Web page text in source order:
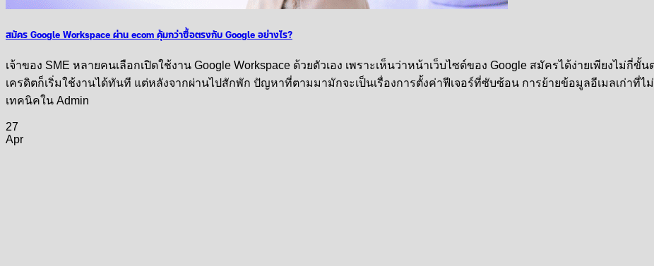
สมัคร Google Workspace ผ่าน ecom คุ้มกว่าซื้อตรงกับ Google อย่างไร?
เจ้าของ SME หลายคนเลือกเปิดใช้งาน Google Workspace ด้วยตัวเอง เพราะเห็นว่าหน้าเว็บไซต์ของ Google สมัครได้ง่ายเพียงไม่กี่
เครดิตก็เริ่มใช้งานได้ทันที แต่หลังจากผ่านไปสักพัก ปัญหาที่ตามมามักจะเป็นเรื่องการตั้งค่าฟีเจอร์ที่ซับซ้อน การย้ายข้อมูลอีเมลเก่าที่
เทคนิคใน Admin
27
Apr